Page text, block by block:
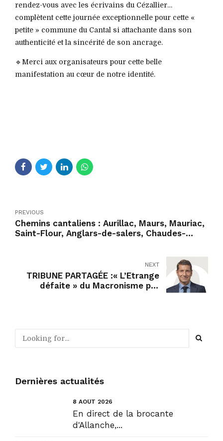
rendez-vous avec les écrivains du Cézallier…
complètent cette journée exceptionnelle pour cette «
petite » commune du Cantal si attachante dans son
authenticité et la sincérité de son ancrage.
🔹Merci aux organisateurs pour cette belle
manifestation au cœur de notre identité.
PREVIOUS
Chemins cantaliens : Aurillac, Maurs, Mauriac,
Saint-Flour, Anglars-de-salers, Chaudes-
NEXT
TRIBUNE PARTAGÉE :« L’Etrange
défaite » du Macronisme par
Dernières actualités
8 AOÛT 2026
En direct de la brocante
d'Allanche,...